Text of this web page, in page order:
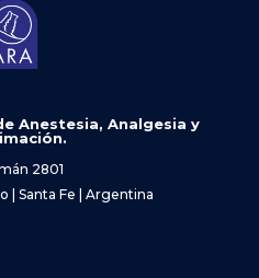
Anestesia, Analgesia y
2801
| Santa Fe | Argentina